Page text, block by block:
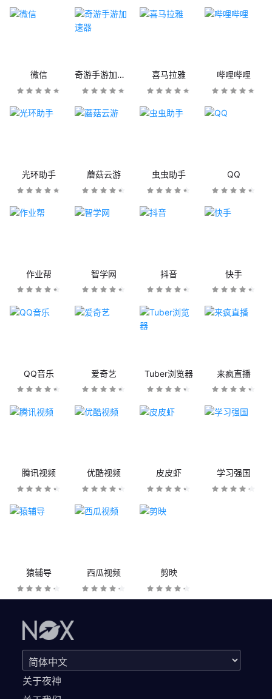
微信 奇游手游加速器 喜马拉雅 哔哩哔哩
光环助手 蘑菇云游 虫虫助手 QQ
作业帮 智学网 抖音 快手
QQ音乐 爱奇艺 Tuber浏览器 来疯直播
腾讯视频 优酷视频 皮皮虾 学习强国
猿辅导 西瓜视频 剪映
关于夜神